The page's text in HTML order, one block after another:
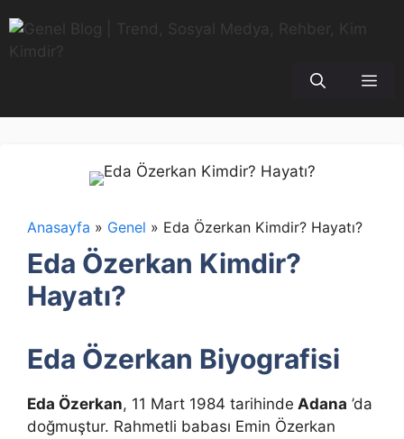
atla
Anasayfa » Genel » Eda Özerkan Kimdir? Hayatı?
Eda Özerkan Kimdir?
Hayatı?
Eda Özerkan Biyografisi
Eda Özerkan, 11 Mart 1984 tarihinde Adana ’da
doğmuştur. Rahmetli babası Emin Özerkan